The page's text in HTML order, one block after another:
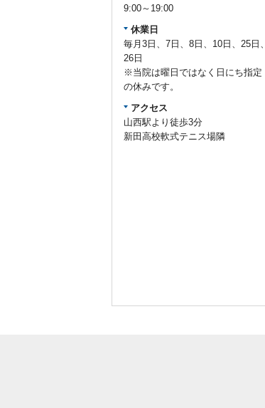
9:00～19:00
休業日
毎月3日、7日、8日、10日、25日、
26日
※当院は曜日ではなく日にち指定
の休みです。
アクセス
山西駅より徒歩3分
新田高校軟式テニス場隣